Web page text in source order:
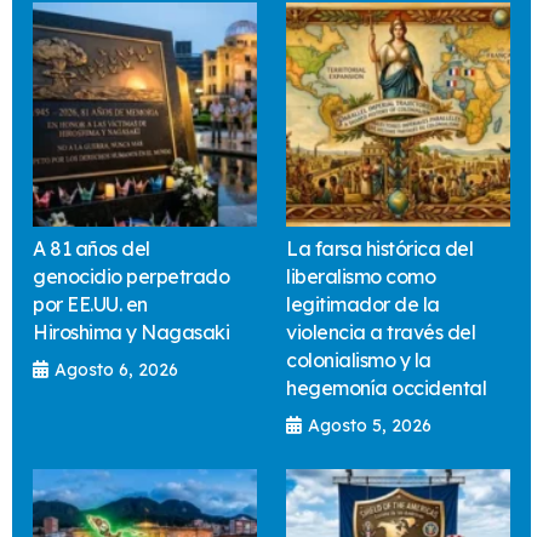
A 81 años del
genocidio perpetrado
por EE.UU. en
Hiroshima y Nagasaki
Agosto 6, 2026
La farsa histórica del
liberalismo como
legitimador de la
violencia a través del
colonialismo y la
hegemonía occidental
Agosto 5, 2026